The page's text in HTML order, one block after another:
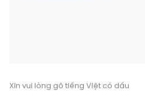
Xin vui lòng gõ tiếng Việt có dấu